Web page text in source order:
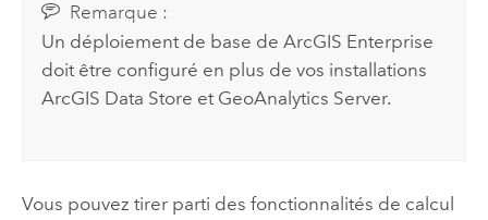
Remarque :
Un déploiement de base deArcGIS Enterprise
doit être configuré en plus de vos installations
ArcGIS Data Store et GeoAnalytics Server.
Vous pouvez tirer parti des fonctionnalités de calcul